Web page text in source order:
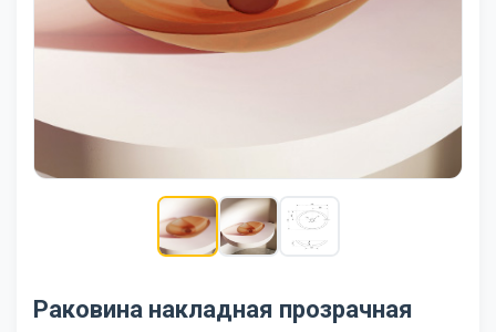
Раковина накладная прозрачная